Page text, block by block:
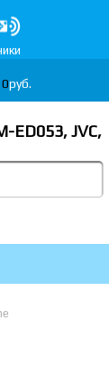
0руб.
ED053, JVC,